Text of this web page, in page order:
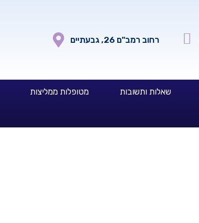
רחוב רמב"ם 26, גבעתיים
שאלות ותשובות מטופלות ממליצות